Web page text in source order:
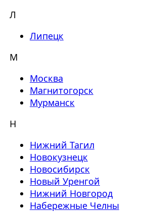
Л
Липецк
М
Москва
Магнитогорск
Мурманск
Н
Нижний Тагил
Новокузнецк
Новосибирск
Новый Уренгой
Нижний Новгород
Набережные Челны